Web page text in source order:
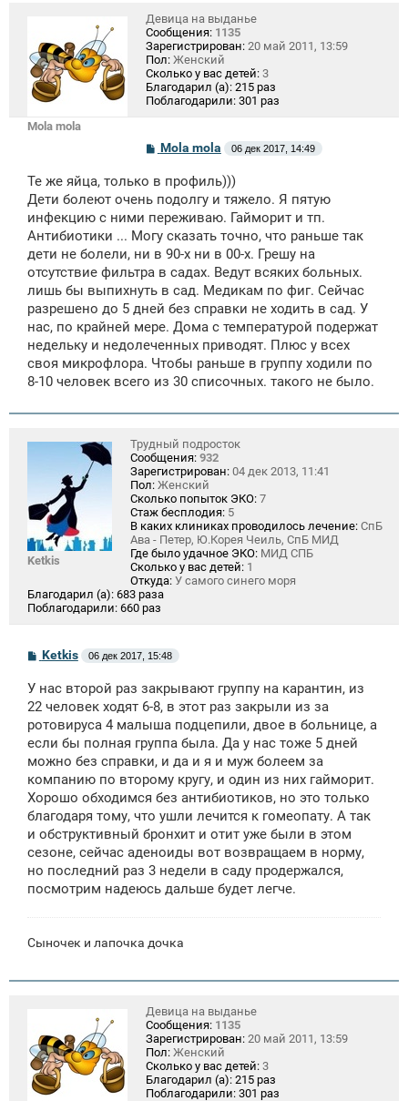
Mola mola
Девица на выданье
Сообщения: 1135
Зарегистрирован: 20 май 2011, 13:59
Пол: Женский
Сколько у вас детей: 3
Благодарил (а): 215 раз
Поблагодарили: 301 раз
С
о
б
щ
н
и
е
Mola mola 06 дек 2017, 14:49
Те же яйца, только в профиль)))
Дети болеют очень подолгу и тяжело. Я пятую
инфекцию с ними переживаю. Гайморит и тп.
Антибиотики ... Могу сказать точно, что раньше так
дети не болели, ни в 90-х ни в 00-х. Грешу на
отсутствие фильтра в садах. Ведут всяких больных.
лишь бы выпихнуть в сад. Медикам по фиг. Сейчас
разрешено до 5 дней без справки не ходить в сад. У
нас, по крайней мере. Дома с температурой подержат
недельку и недолеченных приводят. Плюс у всех
своя микрофлора. Чтобы раньше в группу ходили по
8-10 человек всего из 30 списочных. такого не было.
Ketkis
Трудный подросток
Сообщения: 932
Зарегистрирован: 04 дек 2013, 11:41
Пол: Женский
Сколько попыток ЭКО: 7
Стаж бесплодия: 5
В каких клиниках проводилось лечение: СпБ
Ава - Петер, Ю.Корея Чеиль, СпБ МИД
Где было удачное ЭКО: МИД СПБ
Сколько у вас детей: 1
Откуда: У самого синего моря
Благодарил (а): 683 раза
Поблагодарили: 660 раз
С
о
б
щ
н
и
Ketkis 06 дек 2017, 15:48
У нас второй раз закрывают группу на карантин, из
22 человек ходят 6-8, в этот раз закрыли из за
ротовируса 4 малыша подцепили, двое в больнице, а
если бы полная группа была. Да у нас тоже 5 дней
можно без справки, и да и я и муж болеем за
компанию по второму кругу, и один из них гайморит.
Хорошо обходимся без антибиотиков, но это только
благодаря тому, что ушли лечится к гомеопату. А так
и обструктивный бронхит и отит уже были в этом
сезоне, сейчас аденоиды вот возвращаем в норму,
но последний раз 3 недели в саду продержался,
посмотрим надеюсь дальше будет легче.
Сыночек и лапочка дочка
Девица на выданье
Сообщения: 1135
Зарегистрирован: 20 май 2011, 13:59
Пол: Женский
Сколько у вас детей: 3
Благодарил (а): 215 раз
Поблагодарили: 301 раз